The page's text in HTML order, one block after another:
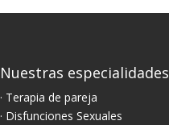
Nuestras especialidades
· Terapia de pareja
· Disfunciones Sexuales